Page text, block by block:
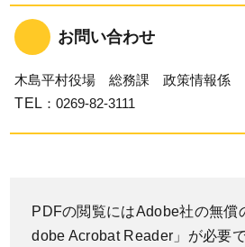
お問い合わせ
木島平村役場 総務課 政策情報係
TEL ：0269-82-3111
PDFの閲覧にはAdobe社の無償
dobe Acrobat Reader」が必要